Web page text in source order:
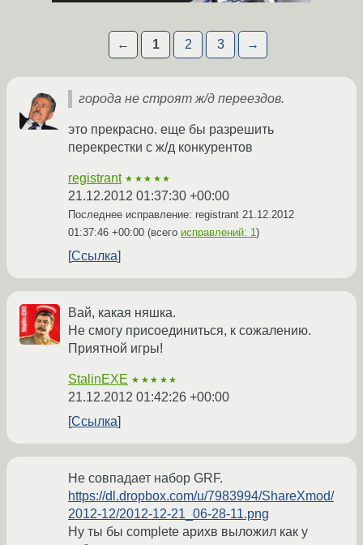
← 1 2 3 →
города не строят ж/д переездов.
это прекрасно. еще бы разрешить
перекрестки с ж/д конкурентов
registrant ★★★★★
21.12.2012 01:37:30 +00:00
Последнее исправление: registrant 21.12.2012
01:37:46 +00:00 (всего исправлений: 1)
Ссылка
Вай, какая няшка.
Не смогу присоединиться, к сожалению.
Приятной игры!
StalinEXE ★★★★★
21.12.2012 01:42:26 +00:00
Ссылка
Не совпадает набор GRF.
https://dl.dropbox.com/u/7983994/ShareXmod/
2012-12/2012-12-21_06-28-11.png
Ну ты бы complete арихв выложил как у